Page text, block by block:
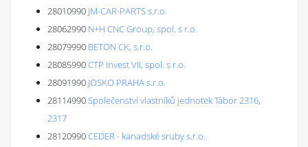
28010990 JM-CAR-PARTS s.r.o.
28062990 N+H CNC Group, spol. s r.o.
28079990 BETON CK, s.r.o.
28085990CTP Invest VII, spol. s r.o.
28091990 JOSKO PRAHA s.r.o.
28114990Společenství vlastníků jednotek Tábor 2316,
2317
28120990CEDER - kanadské sruby s.r.o.